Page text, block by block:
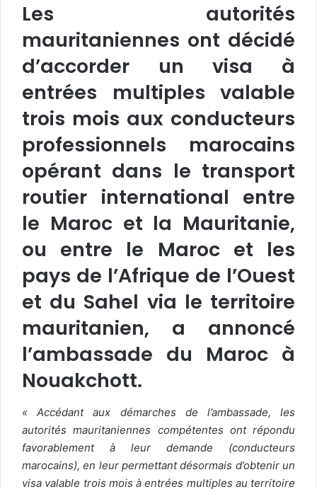
Les autorités
mauritaniennes ont décidé
d’accorder un visa à
entrées multiples valable
trois mois aux conducteurs
professionnels marocains
opérant dans le transport
routier international entre
le Maroc et la Mauritanie,
ou entre le Maroc et les
pays de l’Afrique de l’Ouest
et du Sahel via le territoire
mauritanien, a annoncé
l’ambassade du Maroc à
Nouakchott.
« Accédant aux démarches de l’ambassade, les
autorités mauritaniennes compétentes ont répondu
favorablement à leur demande (conducteurs
marocains), en leur permettant désormais d’obtenir un
visa valable trois mois à entrées multiples au territoire